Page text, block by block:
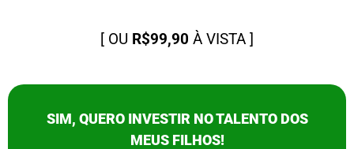
[ OU R$99,90 À VISTA ]
SIM, QUERO INVESTIR NO TALENTO DOS
MEUS FILHOS!